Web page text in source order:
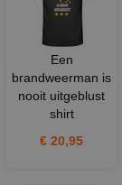
Een
brandweerman is
nooit uitgeblust
shirt
€ 20,95